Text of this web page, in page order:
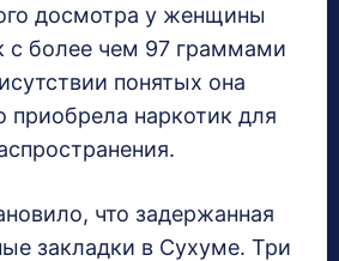
досмотра у женщины
с более чем 97 граммами
понятых она
приобрела наркотик для
что задержанная
закладки в Сухуме. Три